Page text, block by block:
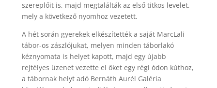
szereplőit is, majd megtalálták az első titkos levelet,
mely a következő nyomhoz vezetett.
A hét során gyerekek elkészítették a saját MarcLali
tábor-os zászlójukat, melyen minden táborlakó
kéznyomata is helyet kapott, majd egy újabb
rejtélyes üzenet vezette el őket egy régi ódon kúthoz,
a tábornak helyt adó Bernáth Aurél Galéria